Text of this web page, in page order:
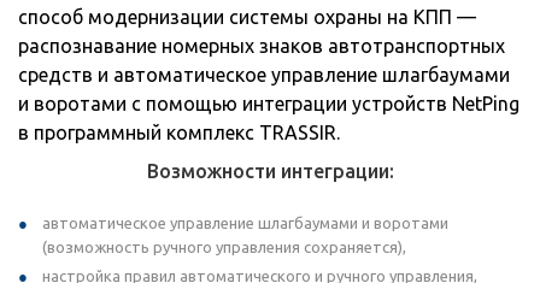
способ модернизации системы охраны на КПП —
распознавание номерных знаков автотранспортных
средств и автоматическое управление шлагбаумами
и воротами с помощью интеграции устройств NetPing
в программный комплекс TRASSIR.
Возможности интеграции:
автоматическое управление шлагбаумами и воротами
(возможность ручного управления сохраняется),
настройка правил автоматического и ручного управления,